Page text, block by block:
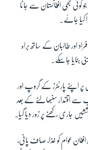
کوئی بھی افغانستان سے جانا
کیا جائے۔
اور طالبان کے ساتھ براہ
بنایا جاسکے۔
اپنے پارٹنرز کے گروپ اور
سے اقتدار سنبھالنے کے بعد
جاری رکھنے پر زور دیا گیا۔
جب موسم سرما قریب تر ہے ایک کروڑ 80 لاکھ افغان عوام کو غذا، صاف پانی،